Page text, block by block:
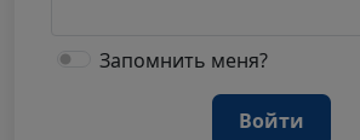
Запомнить меня?
Войти